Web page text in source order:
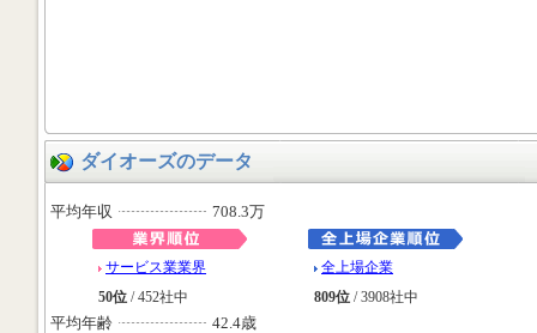
ダイオーズのデータ
平均年収 708.3万
サービス業業界
50位 / 452社中
全上場企業
809位 / 3908社中
平均年齢
42.4歳